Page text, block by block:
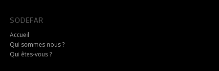
SODEFAR
Accueil
Qui sommes-nous ?
Qui êtes-vous ?